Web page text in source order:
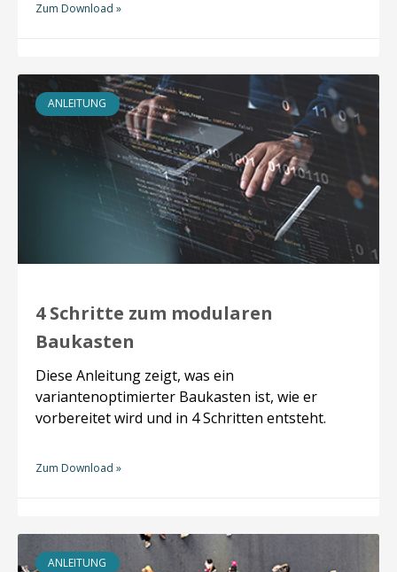
Zum Download »
ANLEITUNG
4 Schritte zum modularen
Baukasten
Diese Anleitung zeigt, was ein
variantenoptimierter Baukasten ist, wie er
vorbereitet wird und in 4 Schritten entsteht.
Zum Download »
ANLEITUNG